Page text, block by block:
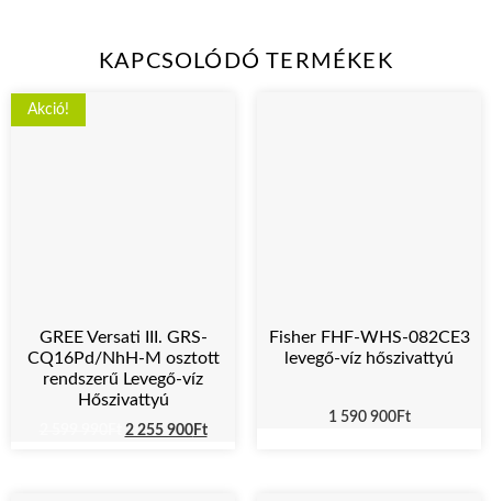
KAPCSOLÓDÓ TERMÉKEK
Akció!
GREE Versati III. GRS-
CQ16Pd/NhH-M osztott
rendszerű Levegő-víz
Hőszivattyú
2 255 900Ft
Fisher FHF-WHS-082CE3
levegő-víz hőszivattyú
1 590 900Ft